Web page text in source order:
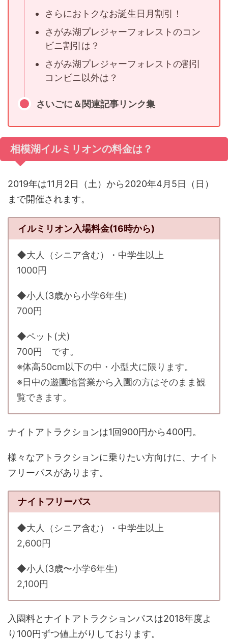
さらにおトクなお誕生日月割引！
さがみ湖プレジャーフォレストのコン
ビニ割引は？
さがみ湖プレジャーフォレストの割引
コンビニ以外は？
さいごに＆関連記事リンク集
相模湖イルミリオンの料金は？
2019年は11月2日（土）から2020年4月5日（日）
まで開催されます。
イルミリオン入場料金(16時から)
◆大人（シニア含む）・中学生以上
1000円
◆小人(3歳から小学6年生)
700円
◆ペット(犬)
700円 です。
※体高50cm以下の中・小型犬に限ります。
※日中の遊園地営業から入園の方はそのまま観
覧できます。
ナイトアトラクションは1回900円から400円。
様々なアトラクションに乗りたい方向けに、ナイト
フリーパスがあります。
ナイトフリーパス
◆大人（シニア含む）・中学生以上
2,600円
◆小人(3歳〜小学6年生)
2,100円
入園料とナイトアトラクションパスは2018年度よ
り100円ずつ値上がりしております。